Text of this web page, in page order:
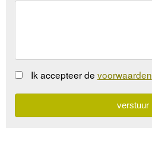
Ik accepteer de voorwaarden